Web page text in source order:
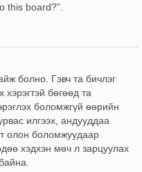
this board?”.
болно. Гэвч та бичлэг
хэрэгтэй бөгөөд та
боломжгүй өөрийн
илгээх, андууддаа
олон боломжуудаар
хэдхэн мөч л зарцуулах